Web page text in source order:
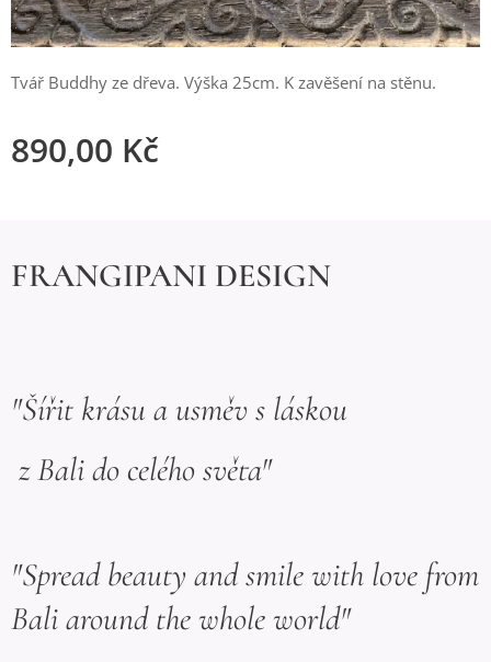
Tvář Buddhy ze dřeva. Výška 25cm. K zavěšení na stěnu.
890,00 Kč
FRANGIPANI DESIGN
"Šířit krásu a usměv s láskou
z Bali do celého světa"
"Spread beauty and smile with love from
Bali around the whole world"